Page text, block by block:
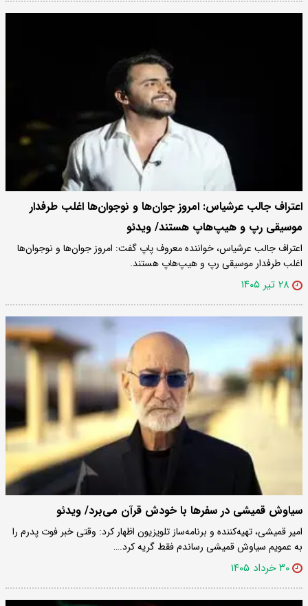
اعتراف جالب عرشیاس: امروز جوان‌ها و نوجوان‌ها اغلب طرفدار
موسیقی رپ و هیپ‌هاپ هستند/ ویدئو
اعتراف جالب عرشیاس، خواننده معروف پاپ گفت: امروز جوان‌ها و نوجوان‌ها
اغلب طرفدار موسیقی رپ و هیپ‌هاپ هستند.
۲۸ تیر ۱۴۰۵
سیاوش قمیشی در سفرها با خودش قرآن می‌برد/ ویدئو
امیر قمیشی، تهیه‌کننده و برنامه‌ساز تلویزیون اظهار کرد: وقتی خبر فوت پدرم را
به عمویم سیاوش قمیشی رساندم فقط گریه کرد.…
۳۰ خرداد ۱۴۰۵